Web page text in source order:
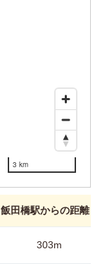
3 km
飯田橋駅からの距離
303m